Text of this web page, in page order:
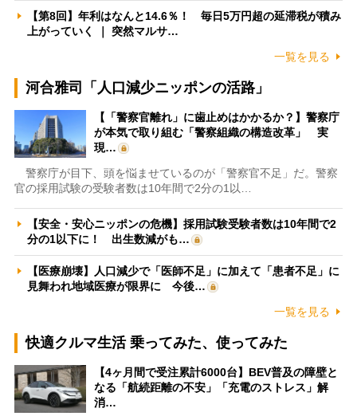
【第8回】年利はなんと14.6％！ 毎日5万円超の延滞税が積み
上がっていく ｜ 突然マルサ…
一覧を見る
河合雅司「人口減少ニッポンの活路」
【「警察官離れ」に歯止めはかかるか？】警察庁
が本気で取り組む「警察組織の構造改革」 実
現…
警察庁が目下、頭を悩ませているのが「警察官不足」だ。警察
官の採用試験の受験者数は10年間で2分の1以…
【安全・安心ニッポンの危機】採用試験受験者数は10年間で2
分の1以下に！ 出生数減がも…
【医療崩壊】人口減少で「医師不足」に加えて「患者不足」に
見舞われ地域医療が限界に 今後…
一覧を見る
快適クルマ生活 乗ってみた、使ってみた
【4ヶ月間で受注累計6000台】BEV普及の障壁と
なる「航続距離の不安」「充電のストレス」解
消…